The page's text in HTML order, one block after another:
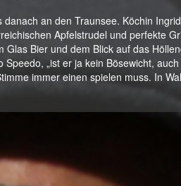
danach an den Traunsee. Köchin
Apfelstrudel und perfekte
Glas Bier und dem Blick auf das
Speedo, „ist er ja kein Bösewicht,
immer einen spielen muss. In